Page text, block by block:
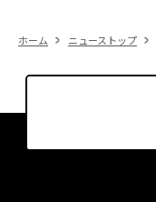
ホーム ニューストップ